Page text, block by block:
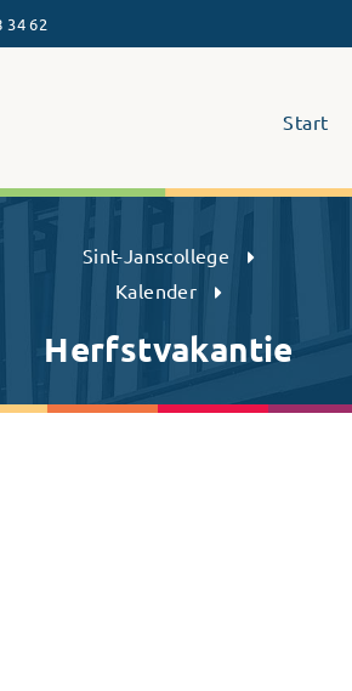
34 62
Start
Sint-Janscollege
Kalender
Herfstvakantie